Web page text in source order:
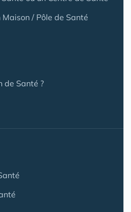
/ Pôle de Santé
de Santé ?